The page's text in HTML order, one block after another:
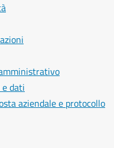
dati
aziendale e protocollo